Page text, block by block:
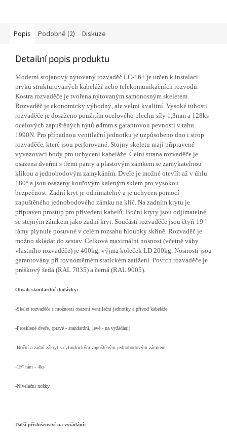
Popis Podobné (2) Diskuze
Detailní popis produktu
Moderní stojanový nýtovaný rozvaděč LC-16+ je určen k instalaci
prvků strukturovaných kabeláží nebo telekomunikačních rozvodů.
Kostra rozvaděče je tvořena nýtovaným samonosným skeletem.
Rozvaděč je ekonomicky výhodný, ale velmi kvalitní. Vysoké tuhosti
rozvaděče je dosaženo použitím ocelového plechu síly 1,3mm a 128ks
ocelových zapuštěných nýtů ø4mm s garantovou pevností v tahu
1990N. Pro případnou ventilační jednotku je uzpůsobeno dno i strop
rozvaděče, které jsou perforované. Stojny skeletu mají připravené
vyvazovací body pro uchycení kabeláže. Čelní strana rozvaděče je
osazena dveřmi s třemi panty a plastovým zámkem se zamykatelnou
klikou a jednobodovým zamykáním. Dveře je možné otevřít až v úhlu
180° a jsou osazeny kouřovým kaleným sklem pro vysokou
bezpečnost. Zadní kryt je odnímatelný a je uchycen pomocí
zapuštěného jednobodového zámku na klíč. Na zadním krytu je
připraven prostup pro přivedení kabelů. Boční kryty jsou odjímatelné
se stejným zámkem jako zadní kryt. Součástí rozvaděče jsou čtyři 19"
rámy plynule posuvné v celém rozsahu hloubky skříně. Rozvaděč je
možno skládat do sestav. Celková maximální nosnost (včetně váhy
vlastního rozvaděče) je 400kg, výjma koleček LD 200kg. Nosnosti jsou
garantovány při rovnoměrném statickém zatížení. Povrch rozvaděče je
práškový šedá (RAL 7035) a černá (RAL 9005).
Obsah standardní dodávky:
-Skelet rozvaděče s možností osazení ventilační jednotky a přívod kabeláže
-Prosklené dveře, (pravé - standardní, levé - na vyžádání)
-Boční a zadní zákryt s cylindrickým zapuštěným jednobodovým zámkem
-19" rám - 4ks
-Nivelační nožky
Další příslušenství na vyžádání: